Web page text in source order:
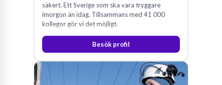
säkert. Ett Sverige som ska vara tryggare
imorgon än idag. Tillsammans med 41 000
kollegor gör vi det möjligt.
Besök profil